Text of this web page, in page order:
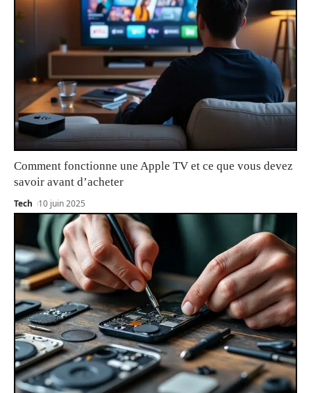
Comment fonctionne une Apple TV et ce que vous devez
savoir avant d’acheter
Tech 10 juin 2025